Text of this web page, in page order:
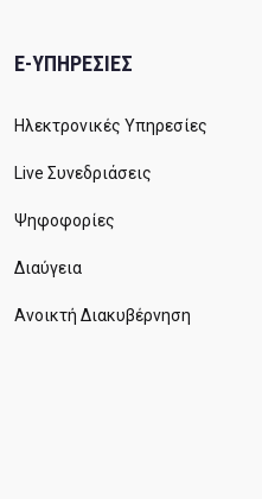
E-ΥΠΗΡΕΣΙΕΣ
Ηλεκτρονικές Υπηρεσίες
Live Συνεδριάσεις
Ψηφοφορίες
Διαύγεια
Ανοικτή Διακυβέρνηση